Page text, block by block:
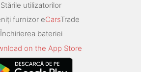
Stările utilizatorilor
furnizor eCarsTrade
Închirierea bateriei